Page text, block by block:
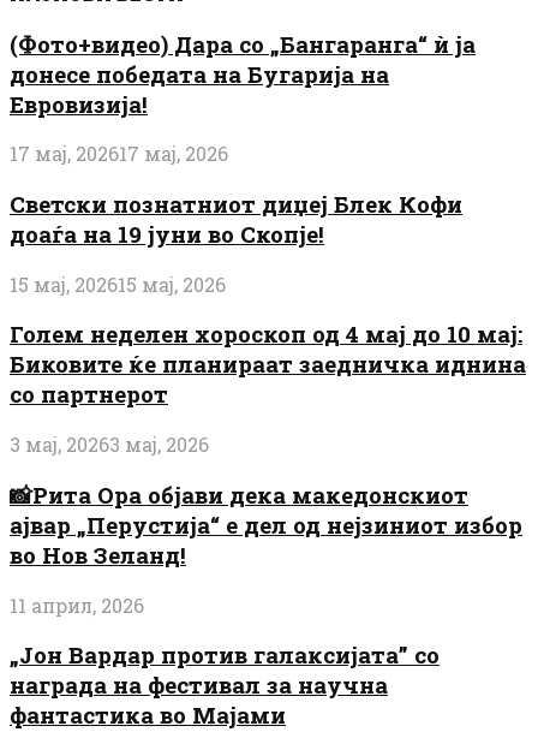
(Фото+видео) Дара со „Бангаранга“ ѝ ја
донесе победата на Бугарија на
Евровизија!
17 мај, 202617 мај, 2026
Светски познатниот диџеј Блек Кофи
доаѓа на 19 јуни во Скопје!
15 мај, 202615 мај, 2026
Голем неделен хороскоп од 4 мај до 10 мај:
Биковите ќе планираат заедничка иднина
со партнерот
3 мај, 20263 мај, 2026
📸Рита Ора објави дека македонскиот
ајвар „Перустија“ е дел од нејзиниот избор
во Нов Зеланд!
11 април, 2026
„Јон Вардар против галаксијата” со
награда на фестивал за научна
фантастика во Мајами